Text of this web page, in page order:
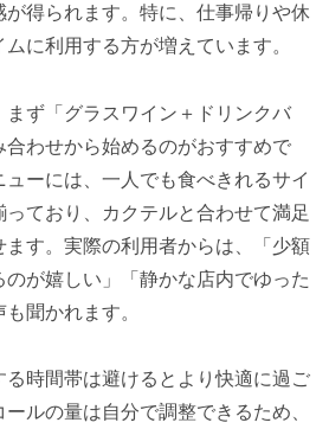
得られます。特に、仕事帰りや休
に利用する方が増えています。
ず「グラスワイン＋ドリンクバ
合わせから始めるのがおすすめで
ーには、一人でも食べきれるサイ
っており、カクテルと合わせて満足
ます。実際の利用者からは、「少額
が嬉しい」「静かな店内でゆった
聞かれます。
時間帯は避けるとより快適に過ご
ルの量は自分で調整できるため、